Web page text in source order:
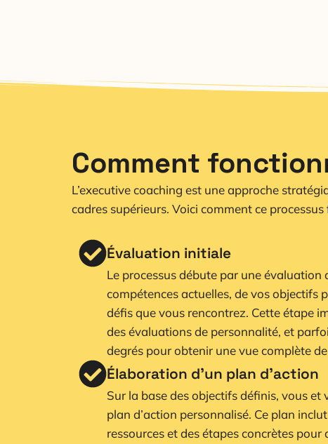
Comment
L’executive coaching est une approche
cadres supérieurs. Voici comment ce
Évaluation initiale
Le processus débute par une évaluation
compétences actuelles, de vos objectifs
défis que vous rencontrez. Cette étape
des évaluations de personnalité, et
degrés pour obtenir une vue complète
Élaboration d’un plan d’action
Sur la base des objectifs définis, vous et
plan d’action personnalisé. Ce plan
ressources et des étapes concrètes